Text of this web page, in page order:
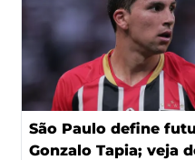
São Paulo define
Gonzalo Tapia; veja